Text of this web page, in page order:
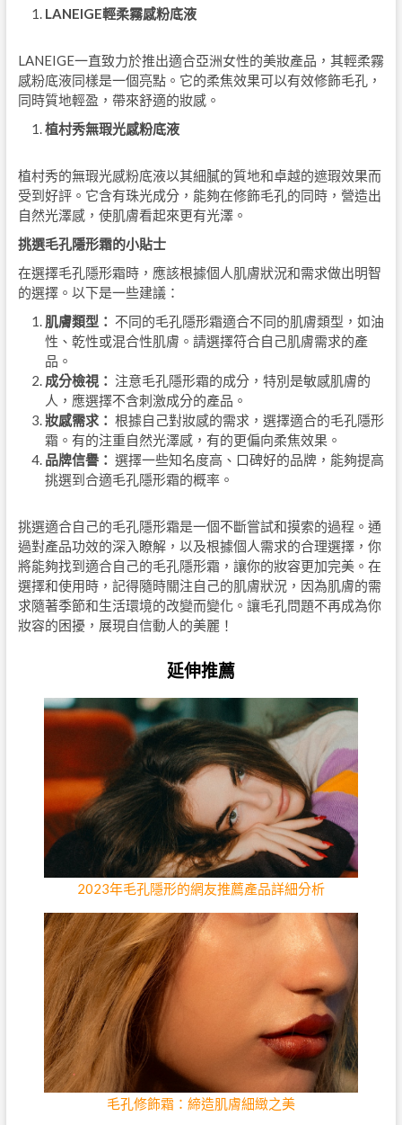
LANEIGE輕柔霧感粉底液
LANEIGE一直致力於推出適合亞洲女性的美妝產品，其輕柔霧
感粉底液同樣是一個亮點。它的柔焦效果可以有效修飾毛孔，
同時質地輕盈，帶來舒適的妝感。
植村秀無瑕光感粉底液
植村秀的無瑕光感粉底液以其細膩的質地和卓越的遮瑕效果而
受到好評。它含有珠光成分，能夠在修飾毛孔的同時，營造出
自然光澤感，使肌膚看起來更有光澤。
挑選毛孔隱形霜的小貼士
在選擇毛孔隱形霜時，應該根據個人肌膚狀況和需求做出明智
的選擇。以下是一些建議：
肌膚類型： 不同的毛孔隱形霜適合不同的肌膚類型，如油
性、乾性或混合性肌膚。請選擇符合自己肌膚需求的產
品。
成分檢視： 注意毛孔隱形霜的成分，特別是敏感肌膚的
人，應選擇不含刺激成分的產品。
妝感需求： 根據自己對妝感的需求，選擇適合的毛孔隱形
霜。有的注重自然光澤感，有的更偏向柔焦效果。
品牌信譽： 選擇一些知名度高、口碑好的品牌，能夠提高
挑選到合適毛孔隱形霜的概率。
挑選適合自己的毛孔隱形霜是一個不斷嘗試和摸索的過程。通
過對產品功效的深入瞭解，以及根據個人需求的合理選擇，你
將能夠找到適合自己的毛孔隱形霜，讓你的妝容更加完美。在
選擇和使用時，記得隨時關注自己的肌膚狀況，因為肌膚的需
求隨著季節和生活環境的改變而變化。讓毛孔問題不再成為你
妝容的困擾，展現自信動人的美麗！
延伸推薦
2023年毛孔隱形的網友推薦產品詳細分析
毛孔修飾霜：締造肌膚細緻之美